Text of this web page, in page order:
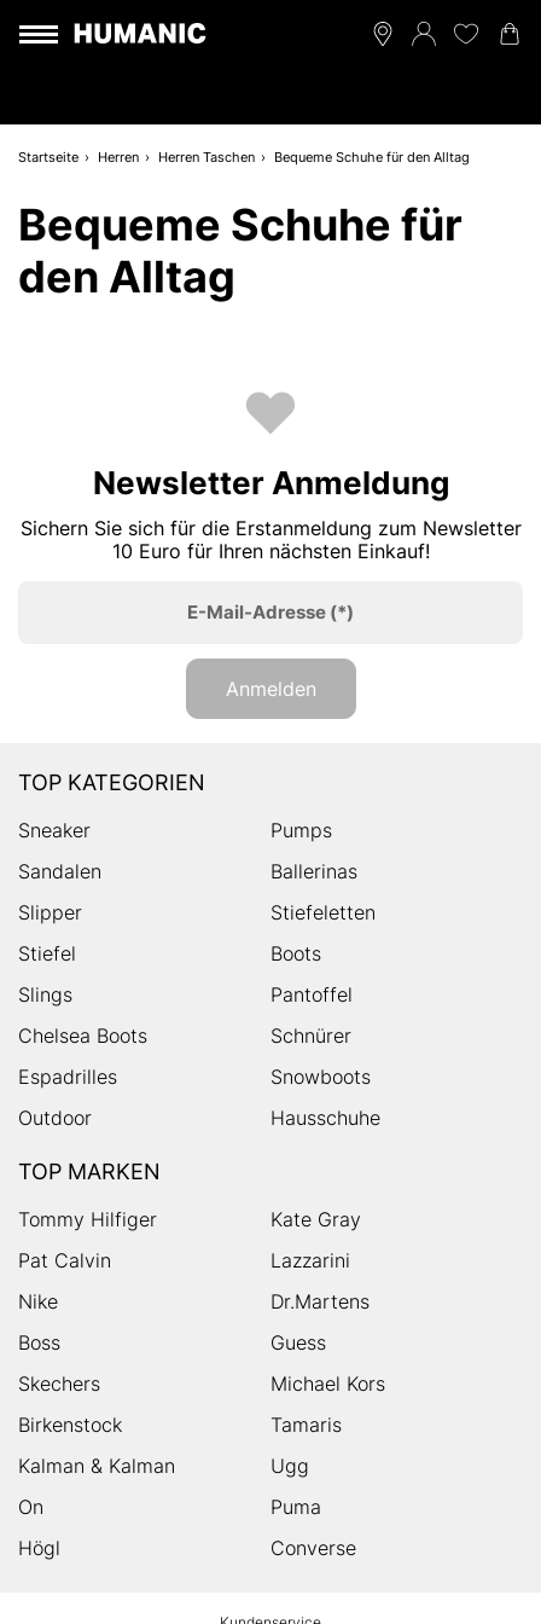
Startseite Herren Herren Taschen Bequeme Schuhe für den Alltag
Bequeme Schuhe für
den Alltag
Newsletter Anmeldung
Sichern Sie sich für die Erstanmeldung zum Newsletter
10 Euro für Ihren nächsten Einkauf!
E-Mail-Adresse (*)
Anmelden
TOP KATEGORIEN
Sneaker
Pumps
Sandalen
Ballerinas
Slipper
Stiefeletten
Stiefel
Boots
Slings
Pantoffel
Chelsea Boots
Schnürer
Espadrilles
Snowboots
Outdoor
Hausschuhe
TOP MARKEN
Tommy Hilfiger
Kate Gray
Pat Calvin
Lazzarini
Nike
Dr.Martens
Boss
Guess
Skechers
Michael Kors
Birkenstock
Tamaris
Kalman & Kalman
Ugg
On
Puma
Högl
Converse